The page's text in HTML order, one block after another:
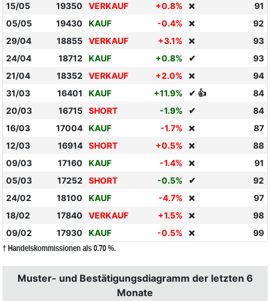
15/05
19350 VERKAUF +0.8% ❌
91
05/05
19430 KAUF -0.4% ❌
92
29/04
18855 VERKAUF +3.1% ❌
93
24/04
18712 KAUF +0.8% ✔
93
21/04
18352 VERKAUF +2.0% ❌
94
31/03
16401 KAUF +11.9% ✔ 👍
84
20/03
16715 SHORT -1.9% ✔
84
16/03
17004 KAUF -1.7% ❌
87
12/03
16914 SHORT +0.5% ❌
88
09/03
17160 KAUF -1.4% ❌
91
05/03
17252 SHORT -0.5% ✔
92
24/02
18100 KAUF -4.7% ❌
97
18/02
17840 VERKAUF +1.5% ❌
98
09/02
17930 KAUF -0.5% ❌ 99
† Handelskommissionen als 0.70 %.
Muster- und Bestätigungsdiagramm der letzten 6
Monate